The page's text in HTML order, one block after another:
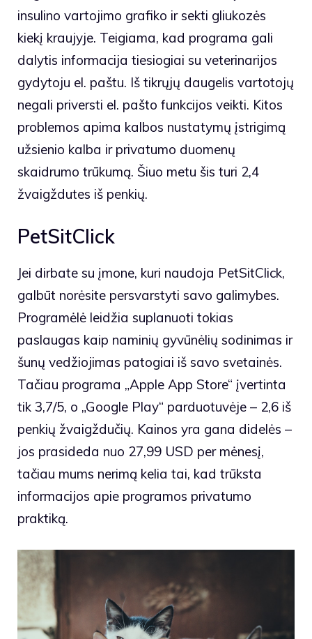
insulino vartojimo grafiko ir sekti gliukozės
kiekį kraujyje. Teigiama, kad programa gali
dalytis informacija tiesiogiai su veterinarijos
gydytoju el. paštu. Iš tikrųjų daugelis vartotojų
negali priversti el. pašto funkcijos veikti. Kitos
problemos apima kalbos nustatymų įstrigimą
užsienio kalba ir privatumo duomenų
skaidrumo trūkumą. Šiuo metu šis turi 2,4
žvaigždutes iš penkių.
PetSitClick
Jei dirbate su įmone, kuri naudoja PetSitClick,
galbūt norėsite persvarstyti savo galimybes.
Programėlė leidžia suplanuoti tokias
paslaugas kaip naminių gyvūnėlių sodinimas ir
šunų vedžiojimas patogiai iš savo svetainės.
Tačiau programa „Apple App Store“ įvertinta
tik 3,7/5, o „Google Play“ parduotuvėje – 2,6 iš
penkių žvaigždučių. Kainos yra gana didelės –
jos prasideda nuo 27,99 USD per mėnesį,
tačiau mums nerimą kelia tai, kad trūksta
informacijos apie programos privatumo
praktiką.